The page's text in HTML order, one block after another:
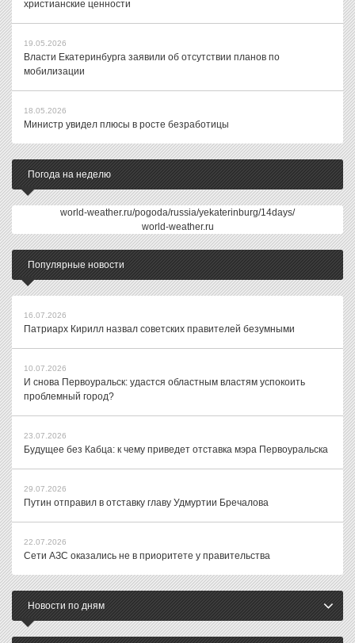
христианские ценности
19.05.2026
Власти Екатеринбурга заявили об отсутствии планов по
мобилизации
18.05.2026
Министр увидел плюсы в росте безработицы
Погода на неделю
world-weather.ru/pogoda/russia/yekaterinburg/14days/
world-weather.ru
Популярные новости
16.07.2026
Патриарх Кирилл назвал советских правителей безумными
10.07.2026
И снова Первоуральск: удастся областным властям успокоить
проблемный город?
23.07.2026
Будущее без Кабца: к чему приведет отставка мэра Первоуральска
29.07.2026
Путин отправил в отставку главу Удмуртии Бречалова
22.07.2026
Сети АЗС оказались не в приоритете у правительства
Новости по дням